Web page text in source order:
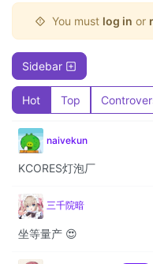
You must log in or
Sidebar
Hot Top
naivekun
KCORES灯泡厂
三千院暗
坐等量产 😍